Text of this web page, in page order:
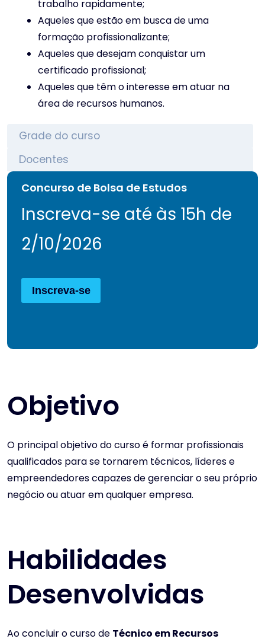
trabalho rapidamente;
Aqueles que estão em busca de uma
formação profissionalizante;
Aqueles que desejam conquistar um
certificado profissional;
Aqueles que têm o interesse em atuar na
área de recursos humanos.
Grade do curso
Docentes
Concurso de Bolsa de Estudos
Inscreva-se até às 15h de
2/10/2026
Inscreva-se
Objetivo
O principal objetivo do curso é formar profissionais
qualificados para se tornarem técnicos, líderes e
empreendedores capazes de gerenciar o seu próprio
negócio ou atuar em qualquer empresa.
Habilidades
Desenvolvidas
Ao concluir o curso de Técnico em Recursos